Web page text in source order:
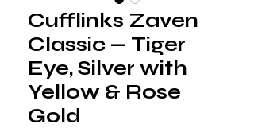
Cufflinks Zaven
Classic — Tiger
Eye, Silver with
Yellow & Rose
Gold